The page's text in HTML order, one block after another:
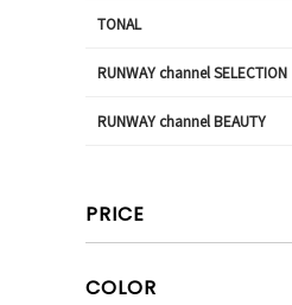
TONAL
RUNWAY channel SELECTION
RUNWAY channel BEAUTY
PRICE
COLOR